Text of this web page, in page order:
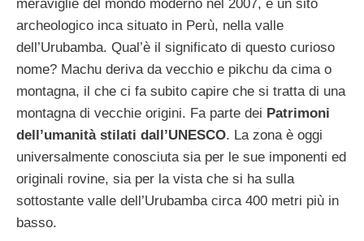
meraviglie del mondo moderno nel 2007, è un sito
archeologico inca situato in Perù, nella valle
dell’Urubamba. Qual’è il significato di questo curioso
nome? Machu deriva da vecchio e pikchu da cima o
montagna, il che ci fa subito capire che si tratta di una
montagna di vecchie origini. Fa parte dei Patrimoni
dell’umanità stilati dall’UNESCO. La zona è oggi
universalmente conosciuta sia per le sue imponenti ed
originali rovine, sia per la vista che si ha sulla
sottostante valle dell’Urubamba circa 400 metri più in
basso.